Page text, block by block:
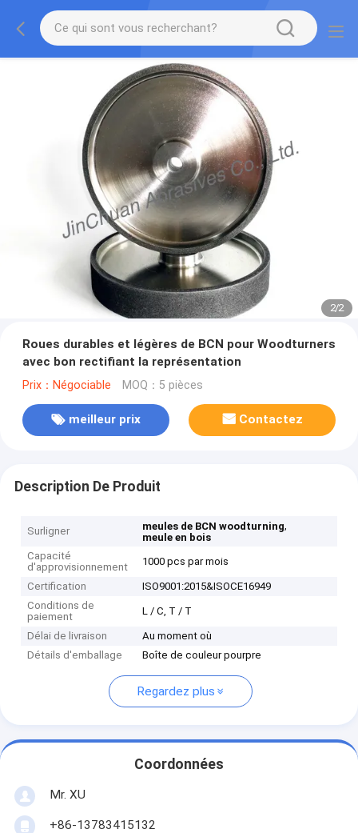
2/2
Roues durables et légères de BCN pour Woodturners
avec bon rectifiant la représentation
Prix：Négociable MOQ：5 pièces
meilleur prix Contactez
Description De Produit
Surligner meules de BCN woodturning,
meule en bois
Capacité
d'approvisionnement
1000 pcs par mois
Certification
ISO9001:2015&ISOCE16949
Conditions de
paiement
L / C, T / T
Délai de livraison
Au moment où
Détails d'emballage
Boîte de couleur pourpre
Regardez plus
Coordonnées
Mr. XU
+86-13783415132